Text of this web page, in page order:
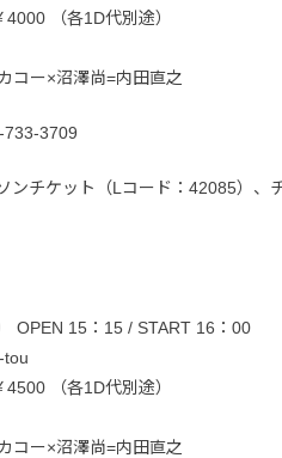
（各1D代別途）
コー×沼澤尚=内田直之
733-3709
ンチケット（Lコード：42085）、
OPEN 15：15 / START 16：00
tou
（各1D代別途）
コー×沼澤尚=内田直之